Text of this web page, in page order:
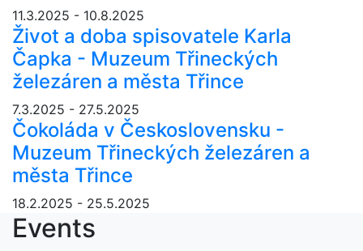
11.3.2025 - 10.8.2025
Život a doba spisovatele Karla
Čapka - Muzeum Třineckých
železáren a města Třince
7.3.2025 - 27.5.2025
Čokoláda v Československu -
Muzeum Třineckých železáren a
města Třince
18.2.2025 - 25.5.2025
Events